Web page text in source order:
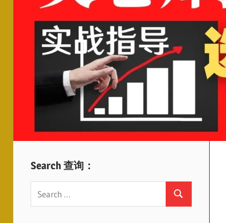
Search 查询：
Search